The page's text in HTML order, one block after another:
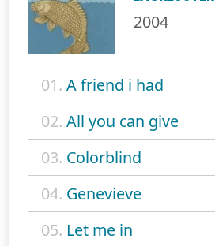
2004
01. A friend i had
02. All you can give
03. Colorblind
04. Genevieve
05. Let me in